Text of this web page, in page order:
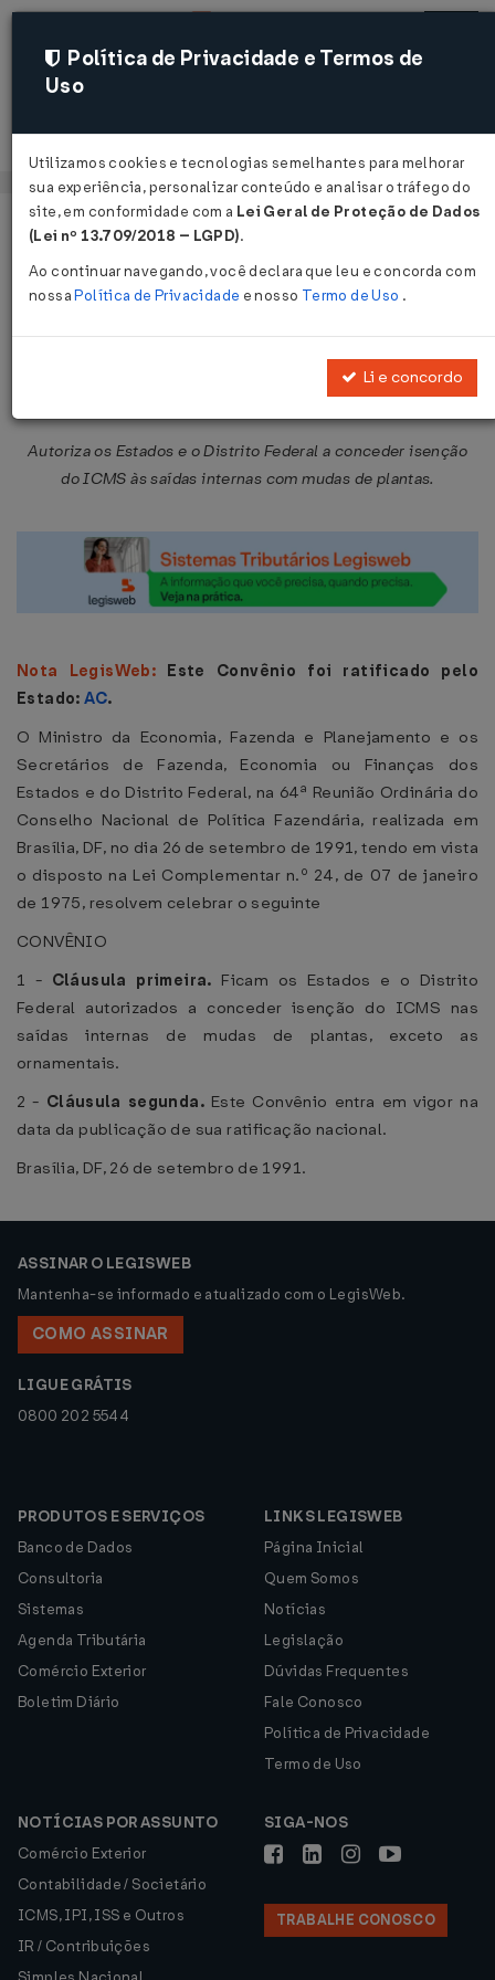
Acessar
Página Inicial Legislações
Convênio ICMS Nº 54 DE
Autoriza os Estados e o Distrito Federal a conceder isenção
do ICMS às saídas internas com mudas de plantas.
Nota LegisWeb: Este Convênio foi ratificado pelo
Estado:AC.
O Ministro da Economia, Fazenda e Planejamento e os
Secretários de Fazenda, Economia ou Finanças dos
Estados e do Distrito Federal, na 64ª Reunião Ordinária do
Conselho Nacional de Política Fazendária, realizada em
Brasília, DF, no dia 26 de setembro de 1991, tendo em vista
o disposto na Lei Complementar n.º 24, de 07 de janeiro
de 1975, resolvem celebrar o seguinte
CONVÊNIO
1 - Cláusula primeira. Ficam os Estados e o Distrito
Federal autorizados a conceder isenção do ICMS nas
saídas internas de mudas de plantas, exceto as
ornamentais.
2 - Cláusula segunda. Este Convênio entra em vigor na
data da publicação de sua ratificação nacional.
Brasília, DF, 26 de setembro de 1991.
ASSINAR O LEGISWEB
Mantenha-se informado e atualizado com o LegisWeb.
COMO ASSINAR
LIGUE GRÁTIS
0800 202 5544
PRODUTOS E SERVIÇOS
Banco de Dados
Consultoria
Sistemas
Agenda Tributária
Comércio Exterior
Boletim Diário
LINKS LEGISWEB
Página Inicial
Quem Somos
Notícias
Legislação
Dúvidas Frequentes
Fale Conosco
Política de Privacidade
Termo de Uso
NOTÍCIAS POR ASSUNTO
Comércio Exterior
Contabilidade / Societário
ICMS, IPI, ISS e Outros
IR / Contribuições
SIGA-NOS
TRABALHE CONOSCO
Política de Privacidade e Termos de
Uso
Utilizamos cookies e tecnologias semelhantes para melhorar
sua experiência, personalizar conteúdo e analisar o tráfego do
site, em conformidade com a Lei Geral de Proteção de Dados
(Lei nº 13.709/2018 – LGPD).
Ao continuar navegando, você declara que leu e concorda com
nossaPolítica de Privacidade e nosso Termo de Uso .
Li e concordo